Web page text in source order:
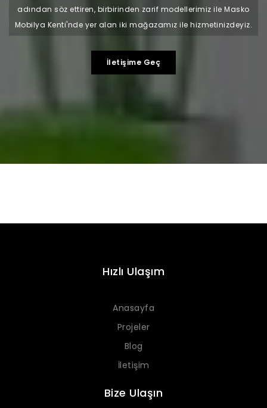
adından söz ettiren, birbirinden zarif modellerimiz ile Masko
Mobilya Kenti'nde yer alan iki mağazamız ile hizmetinizdeyiz.
İletişime Geç
Hızlı Ulaşım
Anasayfa
Projeler
Blog
İletişim
Bize Ulaşın